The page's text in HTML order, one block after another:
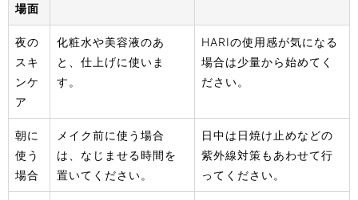
場面
夜の
スキ
ンケ
ア
化粧水や美容液のあ
と、仕上げに使いま
す。
HARIの使用感が気になる
場合は少量から始めてく
ださい。
朝に
使う
場合
メイク前に使う場合
は、なじませる時間を
置いてください。
日中は日焼け止めなどの
紫外線対策もあわせて行
ってください。